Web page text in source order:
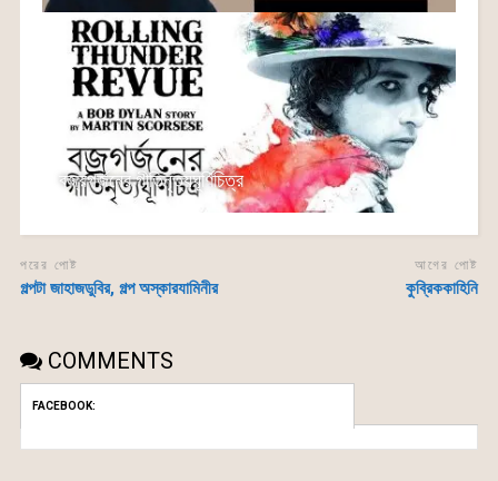
বজ্রগর্জনের গীতিনৃত্যঘূর্ণিচিত্র
পরের পোষ্ট
গল্পটা জাহাজডুবির, গল্প অস্কারযামিনীর
আগের পোষ্ট
কুব্রিককাহিনি
COMMENTS
FACEBOOK: